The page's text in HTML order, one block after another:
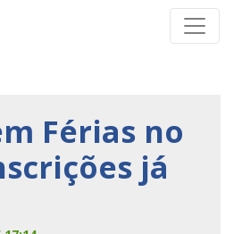
Férias no
já